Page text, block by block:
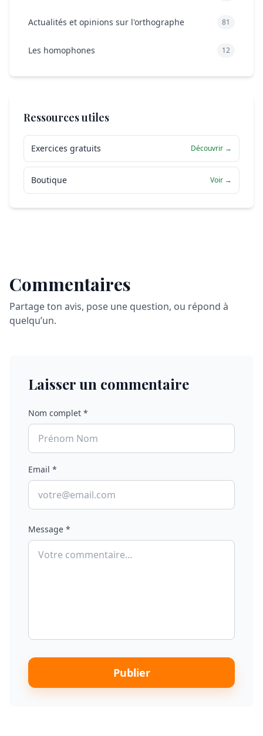
Actualités et opinions sur l'orthographe 81
Les homophones 12
Ressources utiles
Exercices gratuits Découvrir →
Boutique Voir →
Commentaires
Partage ton avis, pose une question, ou répond à
quelqu’un.
Laisser un commentaire
Nom complet *
Email *
Message *
Publier